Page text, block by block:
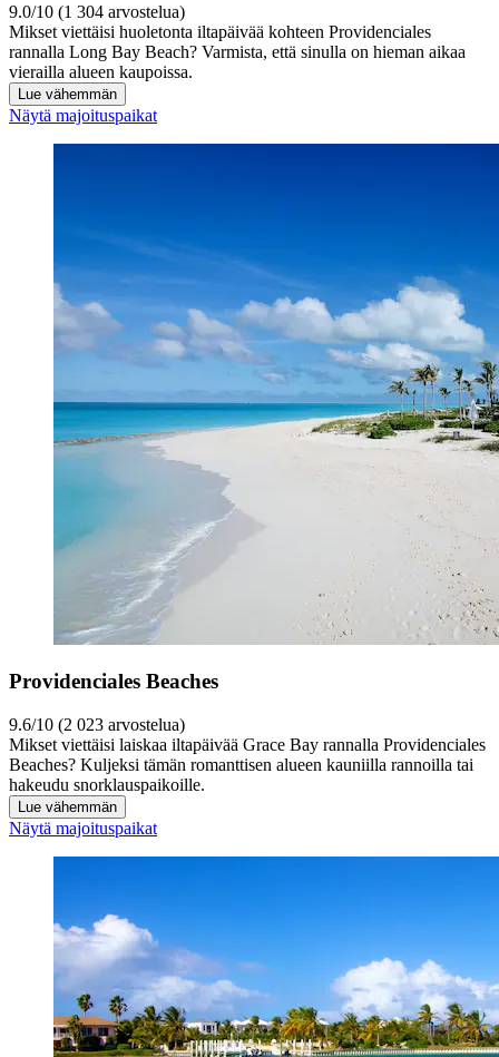
9.0/10 (1 304 arvostelua)
Mikset viettäisi huoletonta iltapäivää kohteen Providenciales
rannalla Long Bay Beach? Varmista, että sinulla on hieman aikaa
vierailla alueen kaupoissa.
Lue vähemmän
Näytä majoituspaikat
Providenciales Beaches
9.6/10 (2 023 arvostelua)
Mikset viettäisi laiskaa iltapäivää Grace Bay rannalla Providenciales
Beaches? Kuljeksi tämän romanttisen alueen kauniilla rannoilla tai
hakeudu snorklauspaikoille.
Lue vähemmän
Näytä majoituspaikat